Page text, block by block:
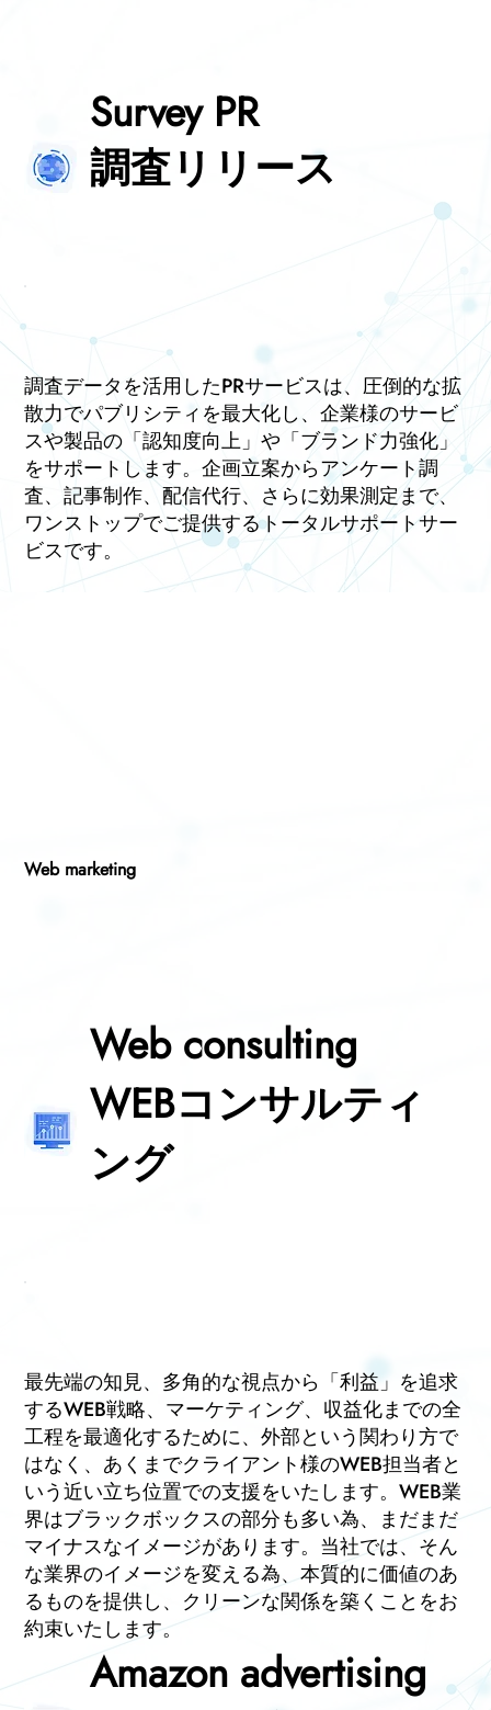
Web consulting
WEBコンサルティ
ング
​最先端の知見、多角的な視点から「利益」を追求
するWEB戦略、マーケティング、収益化までの全
工程を最適化するために、外部という関わり方で
はなく、あくまでクライアント様のWEB担当者と
いう近い立ち位置での支援をいたします。WEB業
界はブラックボックスの部分も多い為、まだまだ
マイナスなイメージがあります。当社では、そん
な業界のイメージを変える為、本質的に価値のあ
るものを提供し、クリーンな関係を築くことをお
約束いたします。
Amazon advertising
Web marketing
Survey PR
調査リリース
調査データを活用したPRサービスは、圧倒的な拡
散力でパブリシティを最大化し、企業様のサービ
スや製品の「認知度向上」や「ブランド力強化」
をサポートします。企画立案からアンケート調
査、記事制作、配信代行、さらに効果測定まで、
ワンストップでご提供するトータルサポートサー
ビスです。